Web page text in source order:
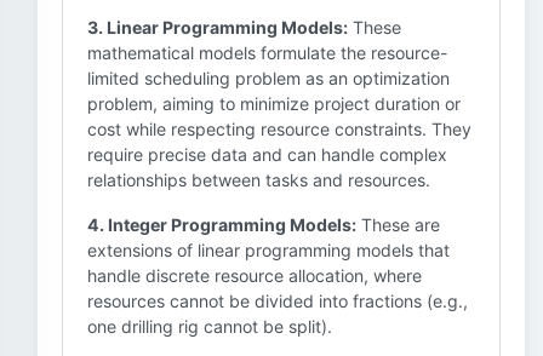
3. Linear Programming Models: These
mathematical models formulate the resource-
limited scheduling problem as an optimization
problem, aiming to minimize project duration or
cost while respecting resource constraints. They
require precise data and can handle complex
relationships between tasks and resources.
4. Integer Programming Models: These are
extensions of linear programming models that
handle discrete resource allocation, where
resources cannot be divided into fractions (e.g.,
one drilling rig cannot be split).